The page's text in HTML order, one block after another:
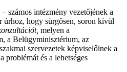
számos intézmény vezetőjének a
úrhoz, hogy sürgősen, soron kívül
melyen a
a Belügyminisztérium, az
szervezetek képviselőinek a
problémát és a lehetséges